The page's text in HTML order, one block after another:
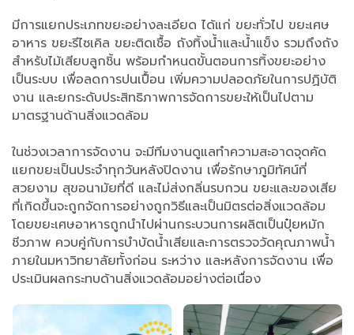
มีการแยกประเภทขยะอย่างละเอียด ได้แก่ ขยะทั่วไป ขยะเศษ
อาหาร ขยะรีไซเคิล ขยะติดเชื้อ ถังทิ้งน้ำและน้ำแข็ง รวมถึงถัง
สำหรับไม้เสียบลูกชิ้น พร้อมกำหนดขั้นตอนการทิ้งขยะอย่าง
เป็นระบบ เพื่อลดการปนเปื้อน เพิ่มความปลอดภัยในการปฏิบัติ
งาน และยกระดับประสิทธิภาพการจัดการขยะให้เป็นไปตาม
มาตรฐานด้านสิ่งแวดล้อม
ในช่วงเวลาการจัดงาน จะมีทีมงานดูแลทำความสะอาดจุดคัด
แยกขยะเป็นประจำทุกวันหลังปิดงาน เพื่อรักษาภูมิทัศน์ที่
สวยงาม สุขอนามัยที่ดี และไม่ส่งกลิ่นรบกวน ขยะและของเสีย
ที่เกิดขึ้นจะถูกจัดการอย่างถูกวิธีและเป็นมิตรต่อสิ่งแวดล้อม
โดยขยะเศษอาหารถูกนำไปผ่านกระบวนการผลิตเป็นปุ๋ยหมัก
ชีวภาพ ควบคู่กับการบำบัดน้ำเสียและการตรวจวัดคุณภาพน้ำ
ภายในมหาวิทยาลัยทั้งก่อน ระหว่าง และหลังการจัดงาน เพื่อ
ประเมินผลกระทบด้านสิ่งแวดล้อมอย่างต่อเนื่อง